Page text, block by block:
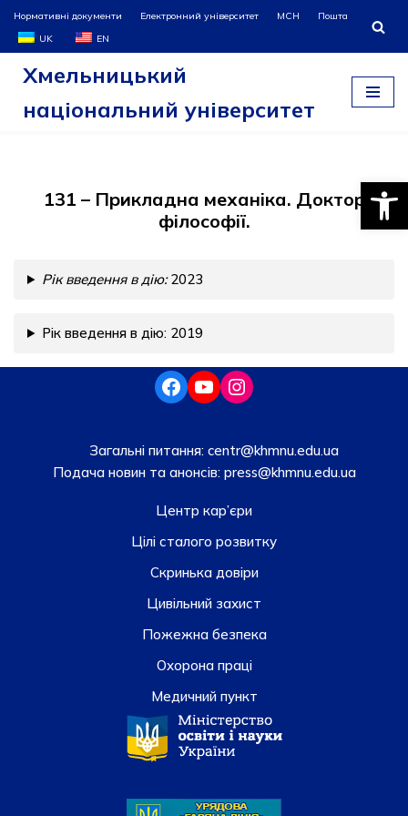
Перейти
до
Нормативні документи Електронний університет МСН
Пошта
UK
EN
Хмельницький
національний університет
131 – Прикладна механіка. Доктор
філософії.
Рік введення в дію:2023
Рік введення в дію: 2019
Загальні питання: centr@khmnu.edu.ua
Подача новин та анонсів:press@khmnu.edu.ua
Центр кар’єри
Цілі сталого розвитку
Скринька довiри
Цивільний захист
Пожежна безпека
Охорона праці
Медичний пункт